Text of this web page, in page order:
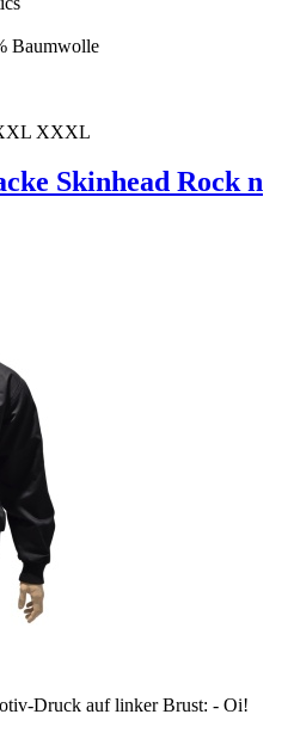
Baumwolle
XXXL
Skinhead Rock n
Druck auf linker Brust: - Oi!